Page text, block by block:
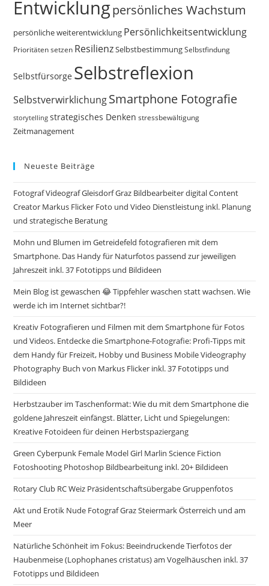
Entwicklungpersönliches Wachstum
persönliche weiterentwicklung Persönlichkeitsentwicklung
Prioritäten setzen ResilienzSelbstbestimmung Selbstfindung
Selbstfürsorge Selbstreflexion
SelbstverwirklichungSmartphone Fotografie
storytelling strategisches Denken stressbewältigung
Zeitmanagement
Neueste Beiträge
Fotograf Videograf Gleisdorf Graz Bildbearbeiter digital Content
Creator Markus Flicker Foto und Video Dienstleistung inkl. Planung
und strategische Beratung
Mohn und Blumen im Getreidefeld fotografieren mit dem
Smartphone. Das Handy für Naturfotos passend zur jeweiligen
Jahreszeit inkl. 37 Fototipps und Bildideen
Mein Blog ist gewaschen 😂 Tippfehler waschen statt wachsen. Wie
werde ich im Internet sichtbar?!
Kreativ Fotografieren und Filmen mit dem Smartphone für Fotos
und Videos. Entdecke die Smartphone-Fotografie: Profi-Tipps mit
dem Handy für Freizeit, Hobby und Business Mobile Videography
Photography Buch von Markus Flicker inkl. 37 Fototipps und
Bildideen
Herbstzauber im Taschenformat: Wie du mit dem Smartphone die
goldene Jahreszeit einfängst. Blätter, Licht und Spiegelungen:
Kreative Fotoideen für deinen Herbstspaziergang
Green Cyberpunk Female Model Girl Marlin Science Fiction
Fotoshooting Photoshop Bildbearbeitung inkl. 20+ Bildideen
Rotary Club RC Weiz Präsidentschaftsübergabe Gruppenfotos
Akt und Erotik Nude Fotograf Graz Steiermark Österreich und am
Meer
Natürliche Schönheit im Fokus: Beeindruckende Tierfotos der
Haubenmeise (Lophophanes cristatus) am Vogelhäuschen inkl. 37
Fototipps und Bildideen